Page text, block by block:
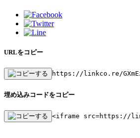
URLをコピー
https://linkco.re/
埋め込みコードをコピー
<iframe src=https://